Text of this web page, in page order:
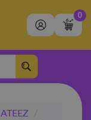
0
ATEEZ
/